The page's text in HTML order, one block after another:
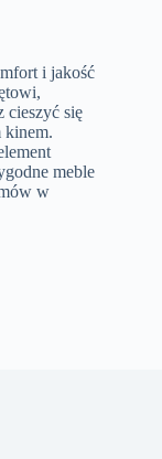
i jakość
cieszyć się
kinem.
meble
w